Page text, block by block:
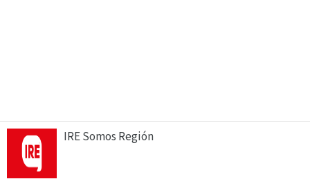
IRE Somos Región